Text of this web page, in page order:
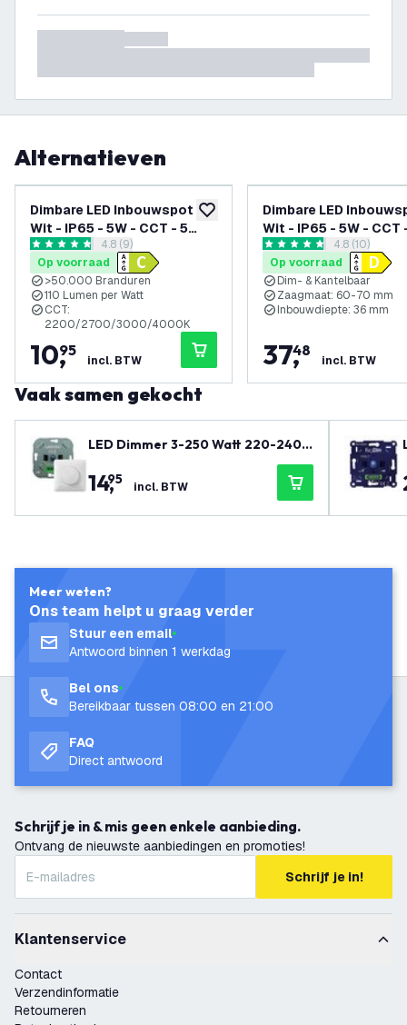
Alternatieven
toevoegen aan verlanglijst
Dimbare LED Inbouwspot
Wit - IP65 - 5W - CCT - 5
Jaar Garantie - Geschikt
voor de Badkamer
reviews drawer openen
4.8 score sterren4.8 (9)
Op voorraad
>50.000 Branduren
110 Lumen per Watt
CCT:
2200/2700/3000/4000K
10,
95
incl. BTW
Dimbare LED
Wit - IP65 - 5W - CCT
Jaar Garantie -
voor de Badkamer
reviews
4.8 score sterren4.8 (10)
Op voorraad
Dim- & Kantelbaar
Zaagmaat: 60-70 mm
Inbouwdiepte: 36 mm
37,
48
incl. BTW
Vaak samen gekocht
LED Dimmer 3-250 Watt 220-240V
- Fase Afsnijding - Universeel - Co
mpleet
14,
95 incl. BTW
Meer weten?
Ons team helpt u graag verder
Stuur een email
Antwoord binnen 1 werkdag
Bel ons
Bereikbaar tussen 08:00 en 21:00
FAQ
Direct antwoord
Schrijf je in & mis geen enkele aanbieding.
Ontvang de nieuwste aanbiedingen en promoties!
Schrijf je in!
Klantenservice
Contact
Verzendinformatie
Retourneren